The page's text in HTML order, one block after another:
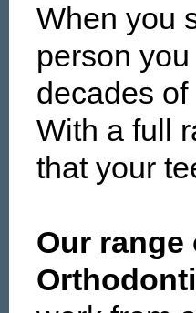
When you
person
decades
With a full
that your
Our